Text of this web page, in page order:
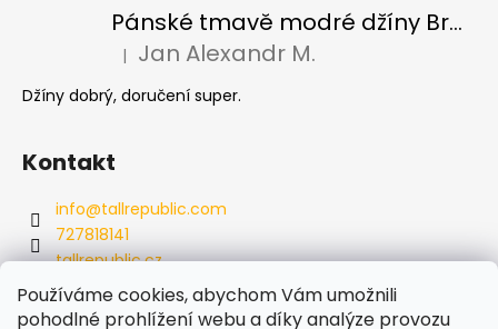
Používáme cookies, abychom Vám umožnili
pohodlné prohlížení webu a díky analýze provozu
Pánské tmavě modré džíny Brax Cadiz Dark blue, prodloužené
Hodnocení produktu je 5 z 5 hvězdiček.
| Jan Alexandr M.
Džíny dobrý, doručení super.
Kontakt
info@tallrepublic.com
727818141
tallrepublic.cz
tallrepublic.cz/
727818141